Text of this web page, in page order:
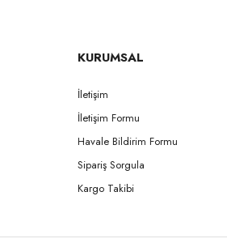
KURUMSAL
İletişim
İletişim Formu
Havale Bildirim Formu
Sipariş Sorgula
Kargo Takibi